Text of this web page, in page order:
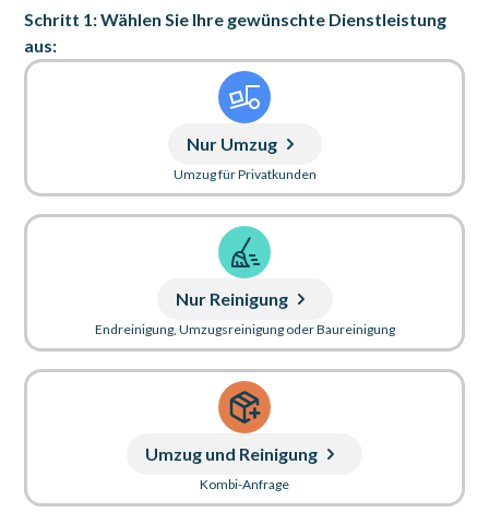
Schritt 1: Wählen Sie Ihre gewünschte Dienstleistung
aus:
Nur Umzug
Umzug für Privatkunden
Nur Reinigung
Endreinigung, Umzugsreinigung oder Baureinigung
Umzug und Reinigung
Kombi-Anfrage